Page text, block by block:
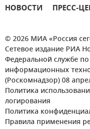
НОВОСТИ ПРЕСС-
© 2026 МИА «Россия
Сетевое издание РИА
Федеральной службе
информационных
(Роскомнадзор) 08
Политика
логирования
Политика
Правила применения